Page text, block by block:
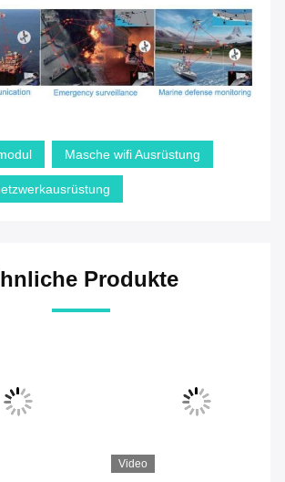
Masche wifi Ausrüstung
Produkte
Video